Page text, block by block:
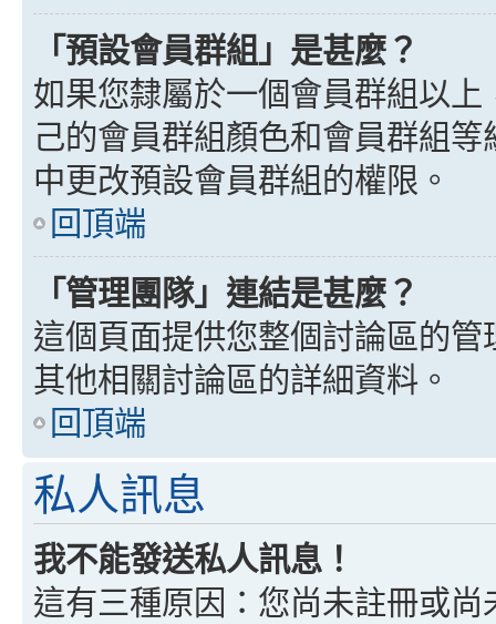
「預設會員群組」是甚麼？
如果您隸屬於一個會員群組以
己的會員群組顏色和會員群組
中更改預設會員群組的權限。
回頂端
「管理團隊」連結是甚麼？
這個頁面提供您整個討論區的
其他相關討論區的詳細資料。
回頂端
私人訊息
我不能發送私人訊息！
這有三種原因：您尚未註冊或